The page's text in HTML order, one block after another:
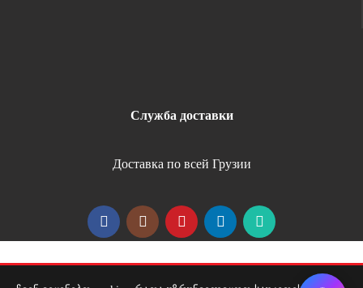
Служба доставки
Доставка по всей Грузии
Copyright 2026 | All Rights Reserved |